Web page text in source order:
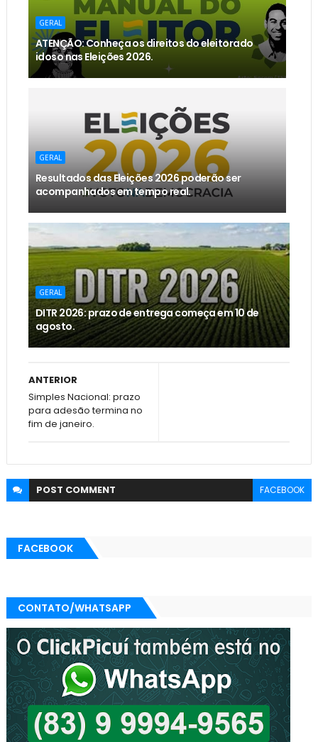
GERAL
ATENÇÃO: Conheça os direitos do eleitorado
idoso nas Eleições 2026.
GERAL
Resultados das Eleições 2026 poderão ser
acompanhados em tempo real.
GERAL
DITR 2026: prazo de entrega começa em 10 de
agosto.
ANTERIOR
Simples Nacional: prazo
para adesão termina no
fim de janeiro.
POST COMMENT FACEBOOK
FACEBOOK
CONTATO/WHATSAPP